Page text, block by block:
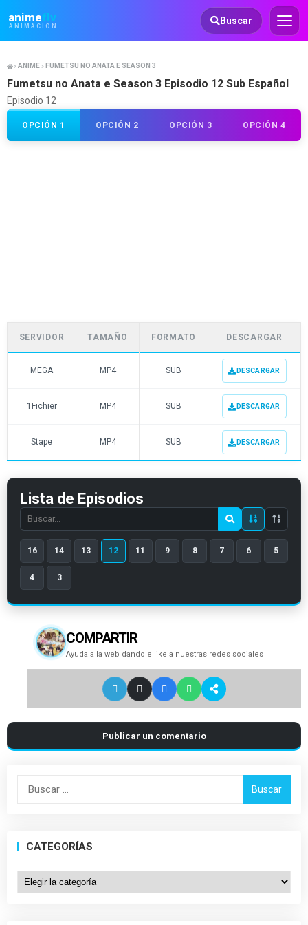
animeflv
ANIMACIÓN
Animeflv Buscar
ANIME FUMETSU NO ANATA E SEASON 3
Fumetsu no Anata e Season 3 Episodio 12 Sub Español
Episodio 12
OPCIÓN 1 OPCIÓN 2 OPCIÓN 3 OPCIÓN 4
SERVIDOR TAMAÑO FORMATO DESCARGAR
MEGA MP4 SUB DESCARGAR
1Fichier MP4 SUB DESCARGAR
Stape MP4 SUB DESCARGAR
Lista de Episodios
Search
episode
number
16 14 13 12 11 9 8 7 6 5
4 3
COMPARTIR
Ayuda a la web dandole like a nuestras redes sociales
Publicar un comentario
Buscar:
CATEGORÍAS
Categorías